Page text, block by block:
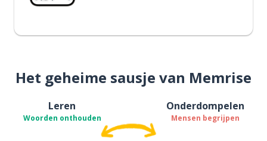
Het geheime sausje van Memrise
Leren
Woorden onthouden
Onderdompelen
Mensen begrijpen